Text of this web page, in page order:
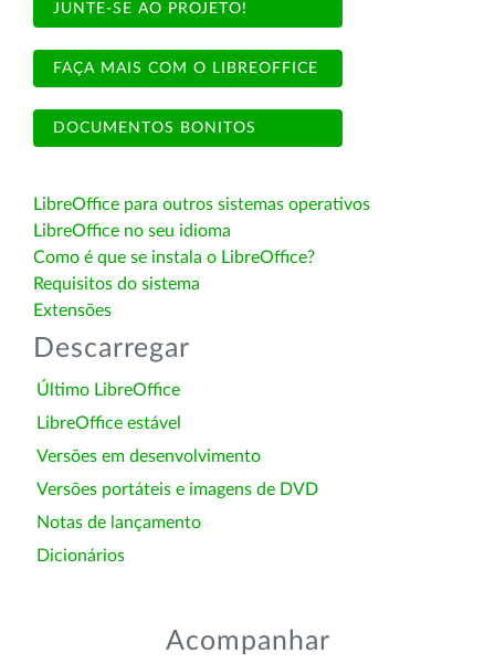
JUNTE-SE AO PROJETO!
FAÇA MAIS COM O LIBREOFFICE
DOCUMENTOS BONITOS
LibreOffice para outros sistemas operativos
LibreOffice no seu idioma
Como é que se instala o LibreOffice?
Requisitos do sistema
Extensões
Descarregar
Último LibreOffice
LibreOffice estável
Versões em desenvolvimento
Versões portáteis e imagens de DVD
Notas de lançamento
Dicionários
Acompanhar